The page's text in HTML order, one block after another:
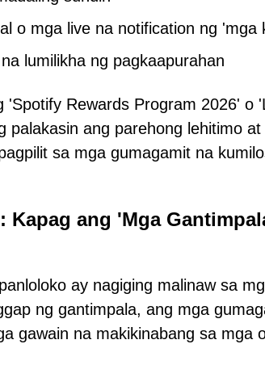
o mga live na notification ng 'mga
lumilikha ng pagkaapurahan
'Spotify Rewards Program 2026' o
palakasin ang parehong lehitimo
sa mga gumagamit na
Kapag ang 'Mga
ay nagiging malinaw sa
ng gantimpala, ang mga
gawain na makikinabang sa mga